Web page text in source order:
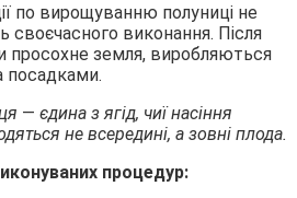
по вирощуванню полуниці не
своєчасного виконання. Після
просохне земля, виробляються
посадками.
— єдина з ягід, чиї насіння
не всередині, а зовні плода.
процедур: